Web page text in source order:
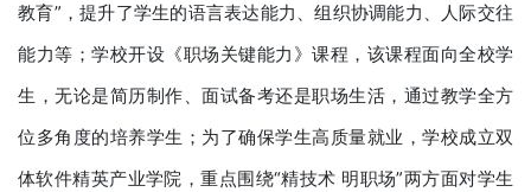
教育”，提升了学生的语言表达能力、组织协调能力、人际交往
能力等；学校开设《职场关键能力》课程，该课程面向全校学
生，无论是简历制作、面试备考还是职场生活，通过教学全方
位多角度的培养学生；为了确保学生高质量就业，学校成立双
体软件精英产业学院，重点围绕“精技术 明职场”两方面对学生